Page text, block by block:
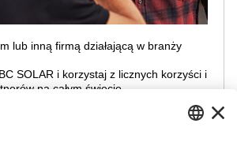
lub inną firmą działającą w branży
SOLAR i korzystaj z licznych korzyści i
na całym świecie.